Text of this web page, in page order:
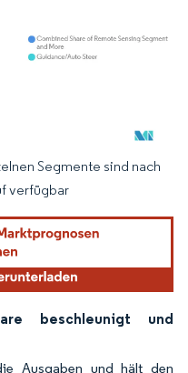
erfordert Namensnennung
Segmente sind nach
verfügbar
beschleunigt und
Ausgaben und hält den